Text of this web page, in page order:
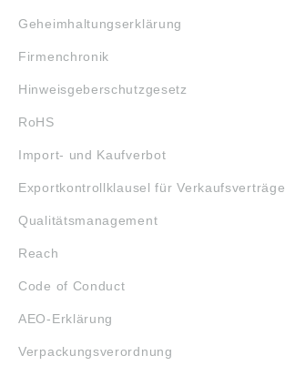
Geheimhaltungserklärung
Firmenchronik
Hinweisgeberschutzgesetz
RoHS
Import- und Kaufverbot
Exportkontrollklausel für Verkaufsverträge
Qualitätsmanagement
Reach
Code of Conduct
AEO-Erklärung
Verpackungsverordnung